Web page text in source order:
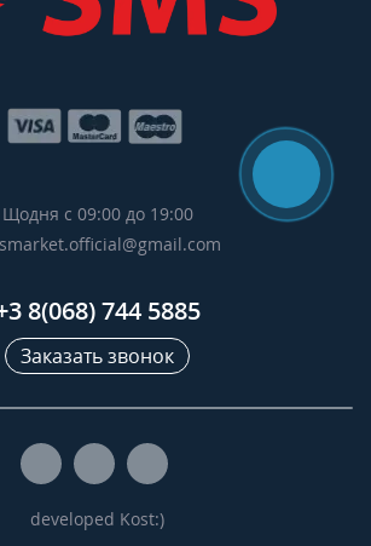
Щодня с 09:00 до 19:00
8(068) 744 5885
Заказать звонок
developed Kost:)